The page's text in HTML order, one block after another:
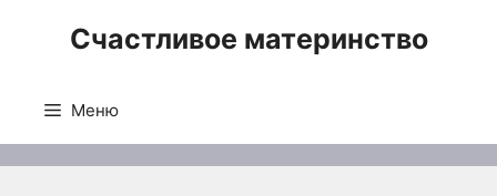
Счастливое материнство
Меню